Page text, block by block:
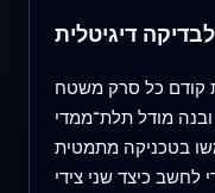
דיגיטלית
קודם כל סרק משטח
מודל תלת־ממדי
בטכניקה מתמטית
לחשב כיצד שני צידי